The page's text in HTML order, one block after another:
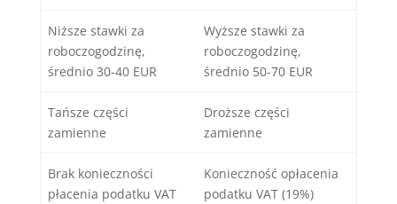
Niższe stawki za
roboczogodzinę,
średnio 30-40 EUR
Wyższe stawki za
roboczogodzinę,
średnio 50-70 EUR
Tańsze części
zamienne
Droższe części
zamienne
Brak konieczności
płacenia podatku VAT
Konieczność opłacenia
podatku VAT (19%)